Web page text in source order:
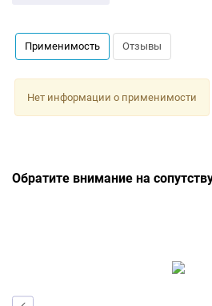
Применимость Отзывы
Нет информации о применимости
Обратите внимание на